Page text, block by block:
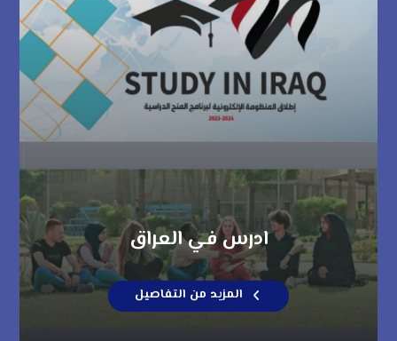
ادرس في العراق
المزيد من التفاصيل